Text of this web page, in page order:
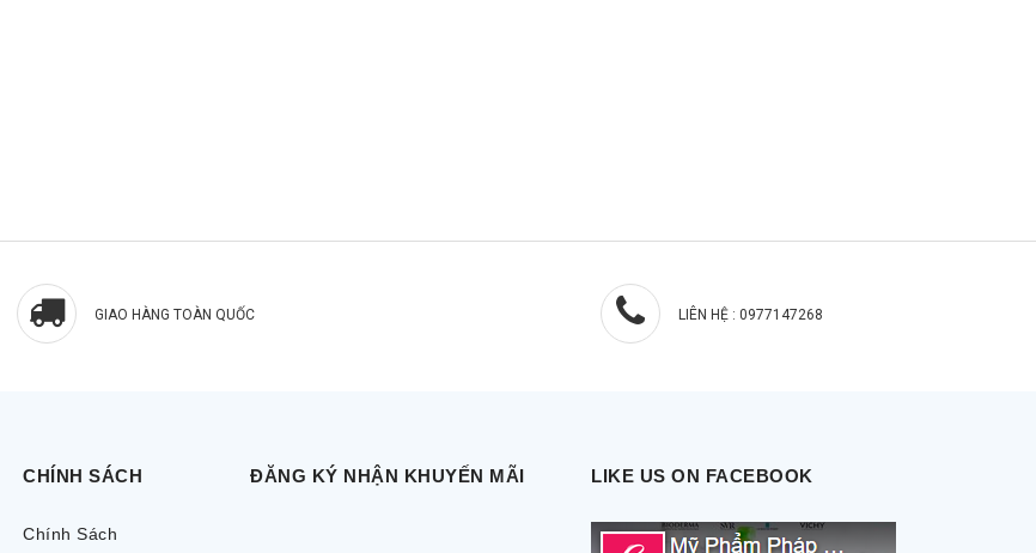
GIAO HÀNG TOÀN QUỐC LIÊN HỆ : 0977147268
CHÍNH SÁCH
Chính Sách
ĐĂNG KÝ NHẬN KHUYẾN MÃI LIKE US ON FACEBOOK